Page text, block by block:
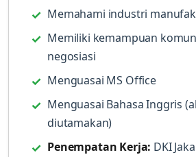
Memahami industri
Memiliki kemampuan
negosiasi
Menguasai MS Office
Menguasai Bahasa Inggris
diutamakan)
Penempatan Kerja: DKI